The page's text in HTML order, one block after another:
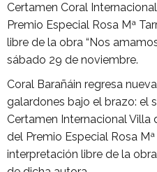
Certamen Coral
Premio Especial Rosa Mª
libre de la obra “Nos
sábado 29 de noviembre.
Coral Barañáin regresa
galardones bajo el brazo: el
Certamen Internacional Villa
del Premio Especial Rosa
interpretación libre de la